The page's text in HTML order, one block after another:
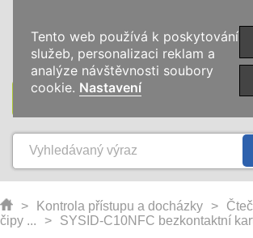
KATEGORIE
> Kontrola přístupu a docházky >
čipy ...
> SYSID-C10NFC bezkontaktní
Tento web používá k poskytování
služeb, personalizaci reklam a
analýze návštěvnosti soubory
cookie. Nastavení